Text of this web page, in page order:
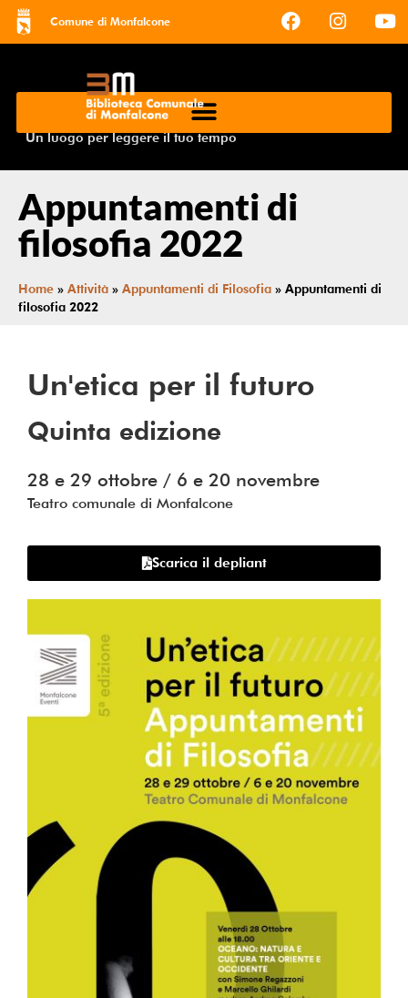
Comune di Monfalcone
Un luogo per leggere il tuo tempo
Appuntamenti di
filosofia 2022
Home » Attività » Appuntamenti di Filosofia » Appuntamenti di
filosofia 2022
Un'etica per il futuro
Quinta edizione
28 e 29 ottobre / 6 e 20 novembre
Teatro comunale di Monfalcone
Scarica il depliant